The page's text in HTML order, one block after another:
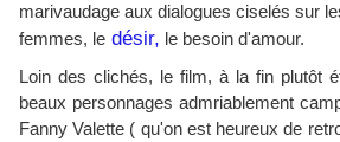
marivaudage aux dialogues ciselés sur
femmes, le désir, le besoin d'amour.
Loin des clichés, le film, à la fin plutôt
beaux personnages admriablement
Fanny Valette ( qu'on est heureux de